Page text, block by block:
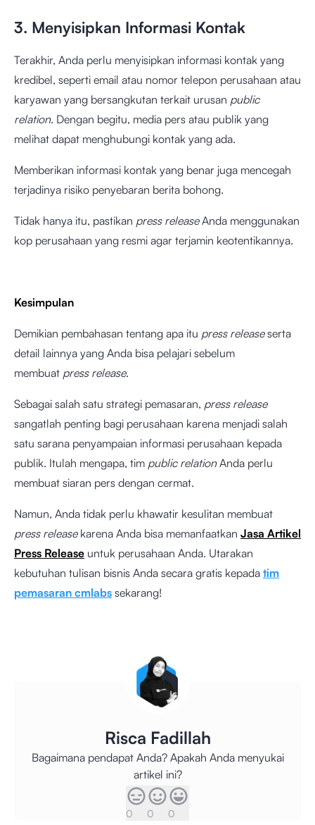
3. Menyisipkan Informasi Kontak
Terakhir, Anda perlu menyisipkan informasi kontak yang
kredibel, seperti email atau nomor telepon perusahaan atau
karyawan yang bersangkutan terkait urusan public
relation. Dengan begitu, media pers atau publik yang
melihat dapat menghubungi kontak yang ada.
Memberikan informasi kontak yang benar juga mencegah
terjadinya risiko penyebaran berita bohong.
Tidak hanya itu, pastikan press releaseAnda menggunakan
kop perusahaan yang resmi agar terjamin keotentikannya.
Kesimpulan
Demikian pembahasan tentang apa itu press releaseserta
detail lainnya yang Anda bisa pelajari sebelum
membuat press release.
Sebagai salah satu strategi pemasaran, press release
sangatlah penting bagi perusahaan karena menjadi salah
satu sarana penyampaian informasi perusahaan kepada
publik. Itulah mengapa, tim public relationAnda perlu
membuat siaran pers dengan cermat.
Namun, Anda tidak perlu khawatir kesulitan membuat
press releasekarena Anda bisa memanfaatkan Jasa Artikel
Press Release untuk perusahaan Anda. Utarakan
kebutuhan tulisan bisnis Anda secara gratis kepada tim
pemasaran cmlabs sekarang!
Risca Fadillah
Bagaimana pendapat Anda? Apakah Anda menyukai
artikel ini?
0 0 0